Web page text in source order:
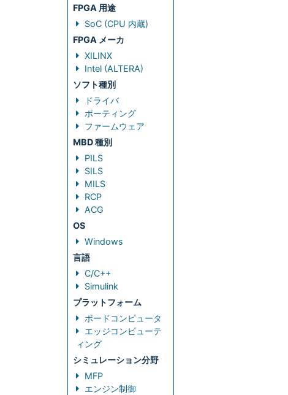
FPGA 用途
SoC (CPU 内蔵)
FPGA メーカ
XILINX
Intel (ALTERA)
ソフト種別
ドライバ
ポーティング
ファームウェア
MBD 種別
PILS
SILS
MILS
RCP
ACG
OS
Windows
言語
C/C++
Simulink
プラットフォーム
ボードコンピュータ
エッジコンピューテ
ィング
シミュレーション分野
MFP
エンジン制御